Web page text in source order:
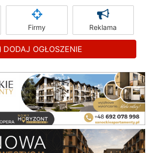
Firmy Reklama
DODAJ OGŁOSZENIE